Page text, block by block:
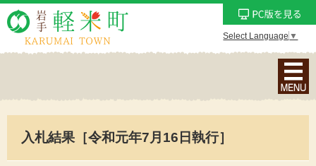
Select Language ▼
ナ
ビ
入札結果［令和元年7月16日執行］